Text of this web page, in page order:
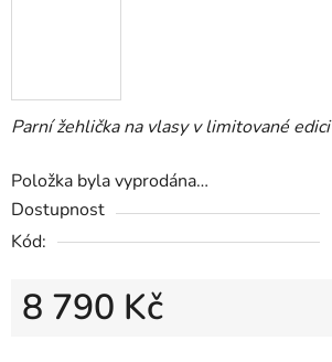
Parní žehlička na vlasy v limitované edici
Položka byla vyprodána…
Dostupnost
Kód:
8 790 Kč